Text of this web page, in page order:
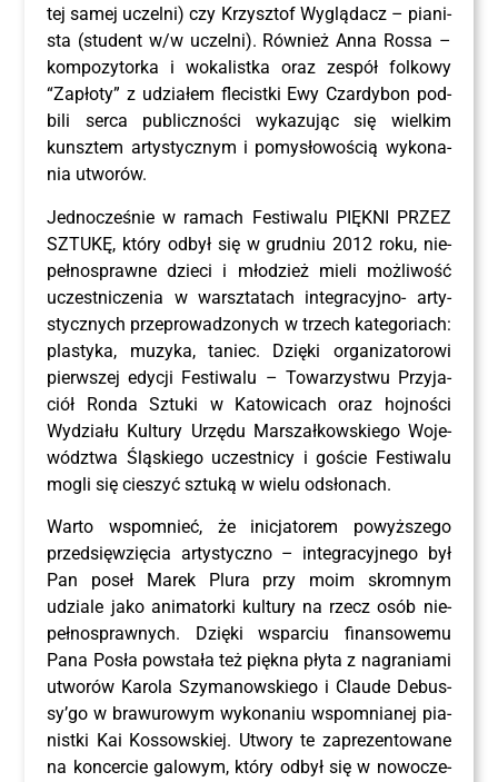
tej samej uczel­ni) czy Krzysz­tof Wyglą­dacz – pia­ni­
sta (stu­dent w/w uczel­ni). Rów­nież Anna Ros­sa –
kom­po­zy­tor­ka i woka­list­ka oraz zespół fol­ko­wy
“Zapło­ty” z udzia­łem fle­cist­ki Ewy Czar­dy­bon pod­
bi­li ser­ca publicz­no­ści wyka­zu­jąc się wiel­kim
kunsz­tem arty­stycz­nym i pomy­sło­wo­ścią wyko­na­
nia utworów.
Jed­no­cze­śnie w ramach Festi­wa­lu PIĘK­NI PRZEZ
SZTU­KĘ, któ­ry odbył się w grud­niu 2012 roku, nie­
peł­no­spraw­ne dzie­ci i mło­dzież mie­li moż­li­wość
uczest­ni­cze­nia w warsz­ta­tach inte­gra­cyj­no- arty­
stycz­nych prze­pro­wa­dzo­nych w trzech kate­go­riach:
pla­sty­ka, muzy­ka, taniec. Dzię­ki orga­ni­za­to­ro­wi
pierw­szej edy­cji Festi­wa­lu – Towa­rzy­stwu Przy­ja­
ciół Ron­da Sztu­ki w Kato­wi­cach oraz hoj­no­ści
Wydzia­łu Kul­tu­ry Urzę­du Mar­szał­kow­skie­go Woje­
wódz­twa Ślą­skie­go uczest­ni­cy i goście Festi­wa­lu
mogli się cie­szyć sztu­ką w wie­lu odsłonach.
War­to wspo­mnieć, że ini­cja­to­rem powyż­sze­go
przed­się­wzię­cia arty­stycz­no – inte­gra­cyj­ne­go był
Pan poseł Marek Plu­ra przy moim skrom­nym
udzia­le jako ani­ma­tor­ki kul­tu­ry na rzecz osób nie­
peł­no­spraw­nych. Dzię­ki wspar­ciu finan­so­we­mu
Pana Posła powsta­ła też pięk­na pły­ta z nagra­nia­mi
utwo­rów Karo­la Szy­ma­now­skie­go i Clau­de Debus­
sy­’go w bra­wu­ro­wym wyko­na­niu wspo­mnia­nej pia­
nist­ki Kai Kos­sow­skiej. Utwo­ry te zapre­zen­to­wa­ne
na kon­cer­cie galo­wym, któ­ry odbył się w nowo­cze­